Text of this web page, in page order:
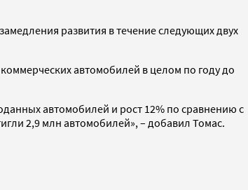
развития в течение следующих двух
автомобилей в целом по году до
автомобилей и рост 12% по сравнению с
2,9 млн автомобилей», – добавил Томас.